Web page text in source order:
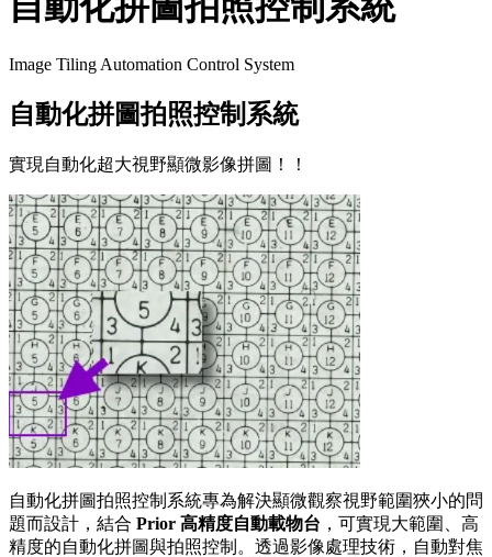
Image Tiling Automation Control System
自動化拼圖拍照控制系統
實現自動化超大視野顯微影像拼圖！！
自動化拼圖拍照控制系統專為解決顯微觀察視野範圍狹小的問
題而設計，結合 Prior 高精度自動載物台 ，可實現大範圍、高
精度的自動化拼圖與拍照控制。透過影像處理技術，自動對焦